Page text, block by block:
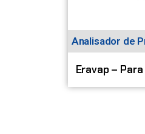
Analisador de
Eravap –